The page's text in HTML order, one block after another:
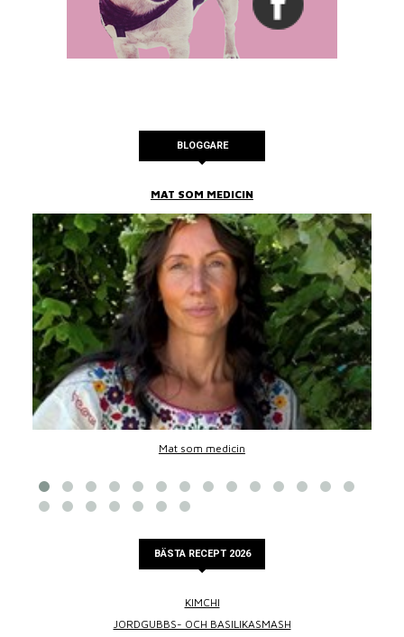
BLOGGARE
MAT SOM MEDICIN
Mat som medicin
BÄSTA RECEPT 2026
KIMCHI
JORDGUBBS- OCH BASILIKASMASH